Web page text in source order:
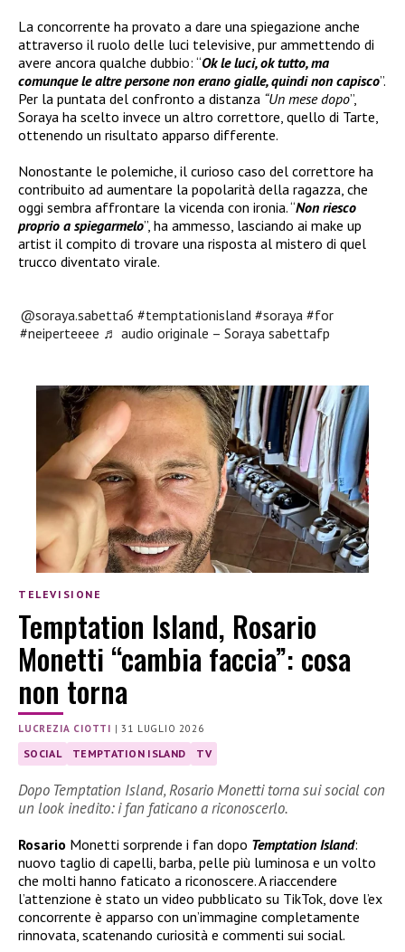
La concorrente ha provato a dare una spiegazione anche
attraverso il ruolo delle luci televisive, pur ammettendo di
avere ancora qualche dubbio: “Ok le luci, ok tutto, ma
comunque le altre persone non erano gialle, quindi non capisco”.
Per la puntata del confronto a distanza “Un mese dopo”,
Soraya ha scelto invece un altro correttore, quello di Tarte,
ottenendo un risultato apparso differente.
Nonostante le polemiche, il curioso caso del correttore ha
contribuito ad aumentare la popolarità della ragazza, che
oggi sembra affrontare la vicenda con ironia. “Non riesco
proprio a spiegarmelo”, ha ammesso, lasciando ai make up
artist il compito di trovare una risposta al mistero di quel
trucco diventato virale.
@soraya.sabetta6 #temptationisland #soraya #for
#neiperteeee ♬ audio originale – Soraya sabettafp
TELEVISIONE
Temptation Island, Rosario
Monetti “cambia faccia”: cosa
non torna
LUCREZIA CIOTTI |31 LUGLIO 2026
SOCIAL TEMPTATION ISLAND TV
Dopo Temptation Island, Rosario Monetti torna sui social con
un look inedito: i fan faticano a riconoscerlo.
Rosario Monetti sorprende i fan dopo Temptation Island:
nuovo taglio di capelli, barba, pelle più luminosa e un volto
che molti hanno faticato a riconoscere. A riaccendere
l’attenzione è stato un video pubblicato su TikTok, dove l’ex
concorrente è apparso con un’immagine completamente
rinnovata, scatenando curiosità e commenti sui social.